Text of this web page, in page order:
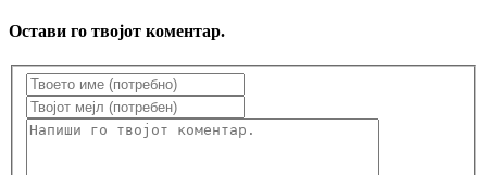
Остави го твојот коментар.